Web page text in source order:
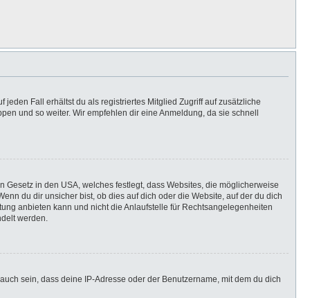
Fall erhältst du als registriertes Mitglied Zugriff auf zusätzliche
und so weiter. Wir empfehlen dir eine Anmeldung, da sie schnell
in den USA, welches festlegt, dass Websites, die möglicherweise
du dir unsicher bist, ob dies auf dich oder die Website, auf der du dich
anbieten kann und nicht die Anlaufstelle für Rechtsangelegenheiten
werden.
sein, dass deine IP-Adresse oder der Benutzername, mit dem du dich